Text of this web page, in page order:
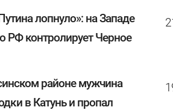
лопнуло»: на Западе
РФ контролирует Черное
районе мужчина
в Катунь и пропал